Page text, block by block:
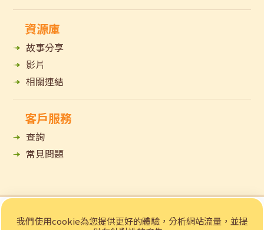
資源庫
故事分享
影片
相關連結
客戶服務
查詢
常見問題
© 2023 招商局「e賃務」樂齡科技租賃網站 版權所有
我們使用cookie為您提供更好的體驗，分析網站流量，並提